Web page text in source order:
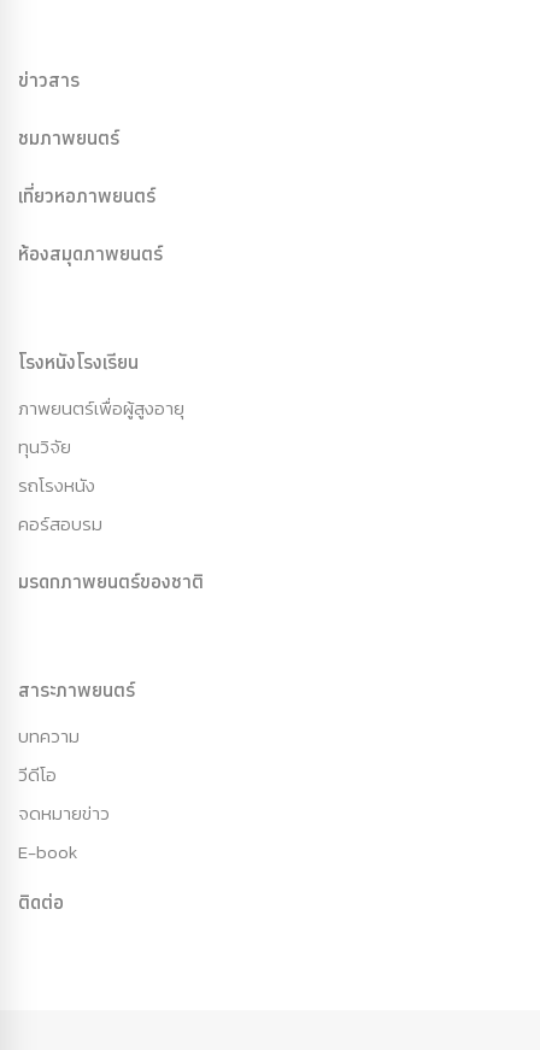
ข่าวสาร
ชมภาพยนตร์
เที่ยวหอภาพยนตร์
ห้องสมุดภาพยนตร์
โรงหนังโรงเรียน
ภาพยนตร์เพื่อผู้สูงอายุ
ทุนวิจัย
รถโรงหนัง
คอร์สอบรม
มรดกภาพยนตร์ของชาติ
สาระภาพยนตร์
บทความ
วีดีโอ
จดหมายข่าว
E-book
ติดต่อ